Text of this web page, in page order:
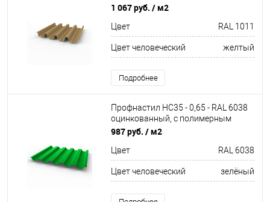
полимерным покрытием
1 067 руб. / м2
Цвет RAL 1011
Цвет человеческий желтый
Подробнее
Профнастил НС35 - 0,65 - RAL 6038
оцинкованный, с полимерным
покрытием (Полиэстер)
987 руб. / м2
Цвет RAL 6038
Цвет человеческий зелёный